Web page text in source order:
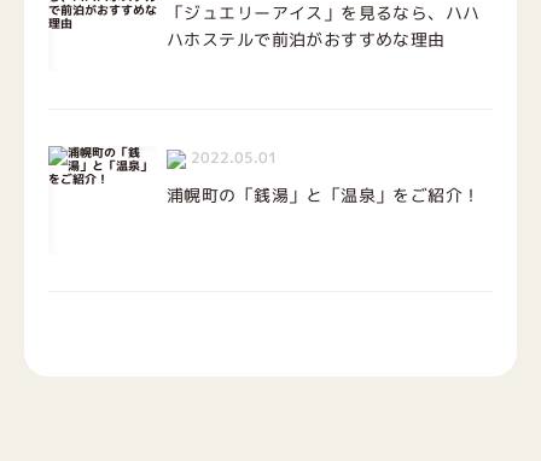
「ジュエリーアイス」を見るなら、ハハ
ハホステルで前泊がおすすめな理由
2022.05.01
浦幌町の「銭湯」と「温泉」をご紹介！